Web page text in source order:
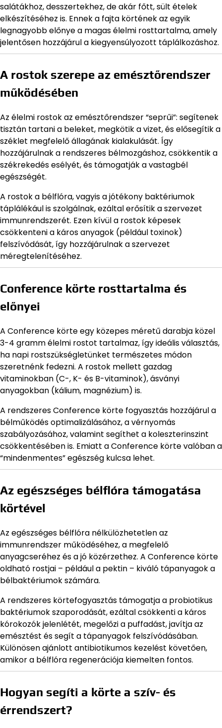
salátákhoz, desszertekhez, de akár főtt, sült ételek
elkészítéséhez is. Ennek a fajta körtének az egyik
legnagyobb előnye a magas élelmi rosttartalma, amely
jelentősen hozzájárul a kiegyensúlyozott táplálkozáshoz.
A rostok szerepe az emésztőrendszer
működésében
Az élelmi rostok az emésztőrendszer “seprűi”: segítenek
tisztán tartani a beleket, megkötik a vizet, és elősegítik a
széklet megfelelő állagának kialakulását. Így
hozzájárulnak a rendszeres bélmozgáshoz, csökkentik a
székrekedés esélyét, és támogatják a vastagbél
egészségét.
A rostok a bélflóra, vagyis a jótékony baktériumok
táplálékául is szolgálnak, ezáltal erősítik a szervezet
immunrendszerét. Ezen kívül a rostok képesek
csökkenteni a káros anyagok (például toxinok)
felszívódását, így hozzájárulnak a szervezet
méregtelenítéséhez.
Conference körte rosttartalma és
előnyei
A Conference körte egy közepes méretű darabja közel
3-4 gramm élelmi rostot tartalmaz, így ideális választás,
ha napi rostszükségletünket természetes módon
szeretnénk fedezni. A rostok mellett gazdag
vitaminokban (C-, K- és B-vitaminok), ásványi
anyagokban (kálium, magnézium) is.
A rendszeres Conference körte fogyasztás hozzájárul a
bélműködés optimalizálásához, a vérnyomás
szabályozásához, valamint segíthet a koleszterinszint
csökkentésében is. Emiatt a Conference körte valóban a
“mindenmentes” egészség kulcsa lehet.
Az egészséges bélflóra támogatása
körtével
Az egészséges bélflóra nélkülözhetetlen az
immunrendszer működéséhez, a megfelelő
anyagcseréhez és a jó közérzethez. A Conference körte
oldható rostjai – például a pektin – kiváló tápanyagok a
bélbaktériumok számára.
A rendszeres körtefogyasztás támogatja a probiotikus
baktériumok szaporodását, ezáltal csökkenti a káros
kórokozók jelenlétét, megelőzi a puffadást, javítja az
emésztést és segít a tápanyagok felszívódásában.
Különösen ajánlott antibiotikumos kezelést követően,
amikor a bélflóra regenerációja kiemelten fontos.
Hogyan segíti a körte a szív- és
érrendszert?